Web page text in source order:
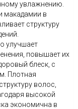
увлажнению.
макадамии в
структуру
улучшает
повышает их
блеск, с
Плотная
волос,
высокой
экономична в